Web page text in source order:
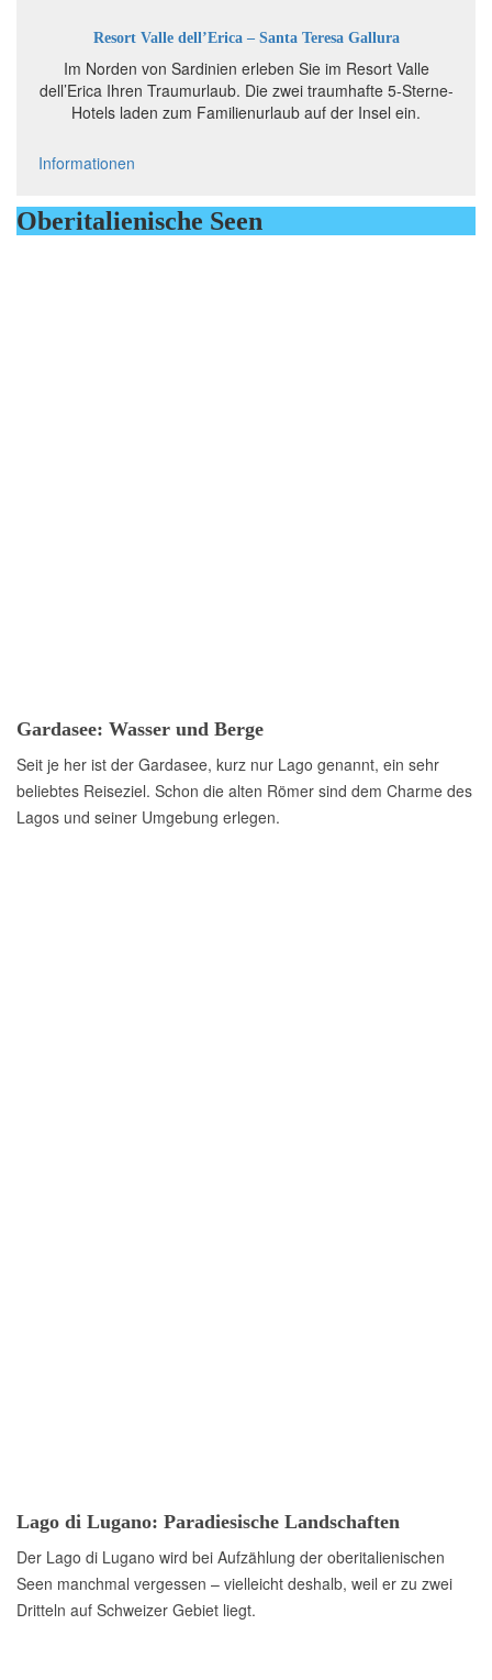
Resort Valle dell’Erica – Santa Teresa Gallura
Im Norden von Sardinien erleben Sie im Resort Valle
dell’Erica Ihren Traumurlaub. Die zwei traumhafte 5-Sterne-
Hotels laden zum Familienurlaub auf der Insel ein.
Informationen
Oberitalienische Seen
Gardasee: Wasser und Berge
Seit je her ist der Gardasee, kurz nur Lago genannt, ein sehr
beliebtes Reiseziel. Schon die alten Römer sind dem Charme des
Lagos und seiner Umgebung erlegen.
Lago di Lugano: Paradiesische Landschaften
Der Lago di Lugano wird bei Aufzählung der oberitalienischen
Seen manchmal vergessen – vielleicht deshalb, weil er zu zwei
Dritteln auf Schweizer Gebiet liegt.